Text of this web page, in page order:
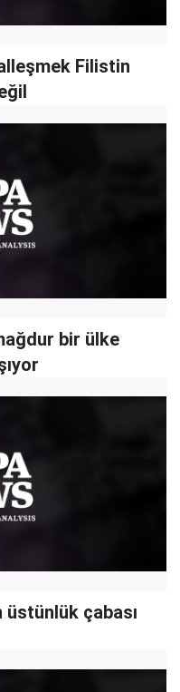
Filistin
bir ülke
üstünlük çabası